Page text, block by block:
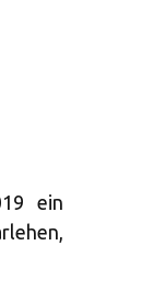
ein